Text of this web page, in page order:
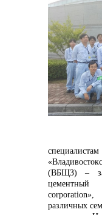
В ходе
специалистам
(ВБЩЗ) –
различных